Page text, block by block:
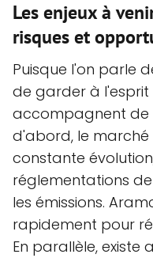
Les enjeux à
risques et
Puisque l'on parle
de garder à l'esprit
accompagnent de
d'abord, le
constante
réglementations
les émissions.
rapidement pour
En parallèle, existe